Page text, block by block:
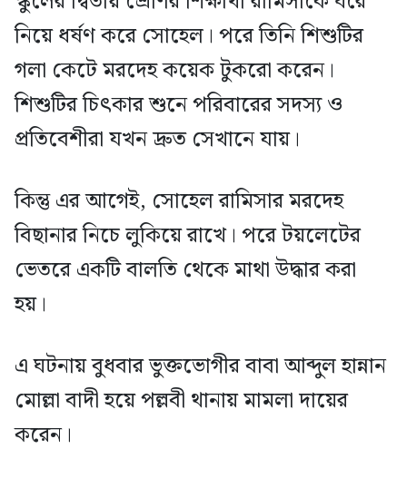
নিয়ে ধর্ষণ করে সোহেল। পরে তিনি শিশুটির
গলা কেটে মরদেহ কয়েক টুকরো করেন।
শিশুটির চিৎকার শুনে পরিবারের সদস্য ও
প্রতিবেশীরা যখন দ্রুত সেখানে যায়।
কিন্তু এর আগেই, সোহেল রামিসার মরদেহ
বিছানার নিচে লুকিয়ে রাখে। পরে টয়লেটের
ভেতরে একটি বালতি থেকে মাথা উদ্ধার করা
হয়।
এ ঘটনায় বুধবার ভুক্তভোগীর বাবা আব্দুল হান্নান
মোল্লা বাদী হয়ে পল্লবী থানায় মামলা দায়ের
করেন।